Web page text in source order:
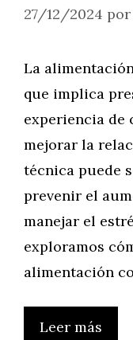
27/12/2024 por
La
que implica
experiencia de
mejorar la
técnica puede
prevenir el
manejar el
exploramos
alimentación
Leer más